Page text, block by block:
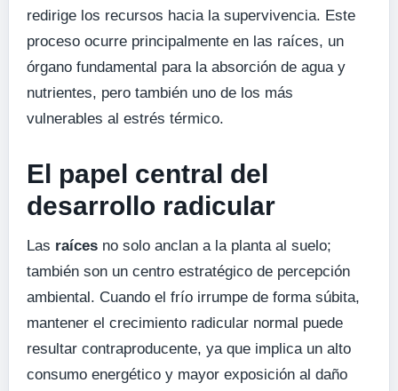
redirige los recursos hacia la supervivencia. Este
proceso ocurre principalmente en las raíces, un
órgano fundamental para la absorción de agua y
nutrientes, pero también uno de los más
vulnerables al estrés térmico.
El papel central del
desarrollo radicular
Las raíces no solo anclan a la planta al suelo;
también son un centro estratégico de percepción
ambiental. Cuando el frío irrumpe de forma súbita,
mantener el crecimiento radicular normal puede
resultar contraproducente, ya que implica un alto
consumo energético y mayor exposición al daño